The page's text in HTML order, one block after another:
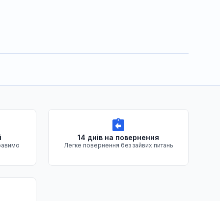
14 днів на повернення
Легке повернення без зайвих питань